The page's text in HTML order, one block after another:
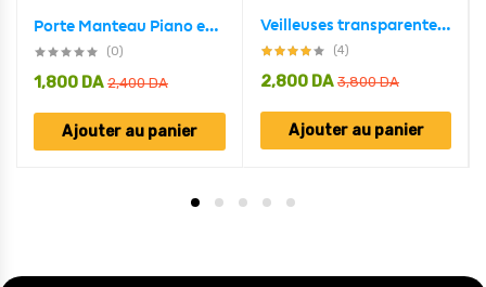
Porte Manteau Piano en Bois 7crochet Design Moderne BLANC-MARRON
(0)
2,400DA
1,800 DA
Ajouter au panier
Veilleuses transparentes avec télécommande tactile en forme de champignon
(4)
3,800DA
2,800 DA
Ajouter au panier